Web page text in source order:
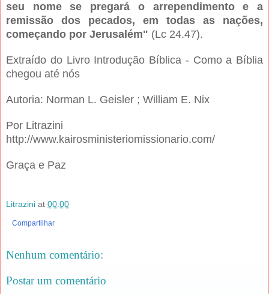
seu nome se pregará o arrependimento e a
remissão dos pecados, em todas as nações,
começando por Jerusalém" (Lc 24.47).
Extraído do Livro Introdução Bíblica - Como a Bíblia
chegou até nós
Autoria: Norman L. Geisler ; William E. Nix
Por Litrazini
http://www.kairosministeriomissionario.com/
Graça e Paz
Litrazini at 00:00
Compartilhar
Nenhum comentário:
Postar um comentário